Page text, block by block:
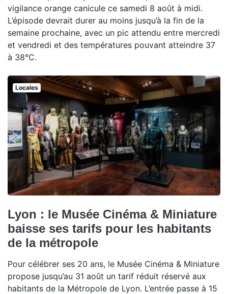
vigilance orange canicule ce samedi 8 août à midi.
L’épisode devrait durer au moins jusqu’à la fin de la
semaine prochaine, avec un pic attendu entre mercredi
et vendredi et des températures pouvant atteindre 37
à 38°C.
Locales
Lyon : le Musée Cinéma & Miniature
baisse ses tarifs pour les habitants
de la métropole
Pour célébrer ses 20 ans, le Musée Cinéma & Miniature
propose jusqu’au 31 août un tarif réduit réservé aux
habitants de la Métropole de Lyon. L’entrée passe à 15